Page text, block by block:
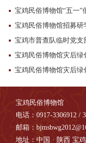
宝鸡民俗博物馆“五一”
宝鸡民俗博物馆招募
宝鸡市普查队临时党
宝鸡民俗博物馆灾后
宝鸡民俗博物馆灾后
宝鸡民俗博物馆
电话：0917-3306912 /
邮箱：
地址：中国 · 陕西 宝